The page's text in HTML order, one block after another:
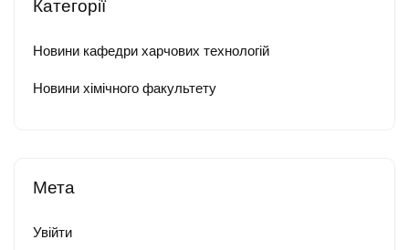
Категорії
Новини кафедри харчових технологій
Новини хімічного факультету
Мета
Увійти